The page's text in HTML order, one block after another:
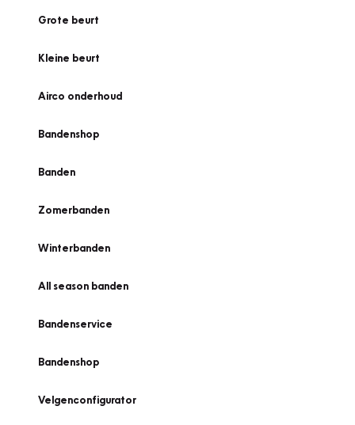
Grote beurt
Kleine beurt
Airco onderhoud
Bandenshop
Banden
Zomerbanden
Winterbanden
All season banden
Bandenservice
Bandenshop
Velgenconfigurator